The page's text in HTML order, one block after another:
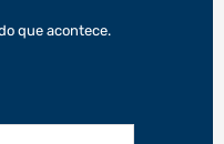
que acontece.